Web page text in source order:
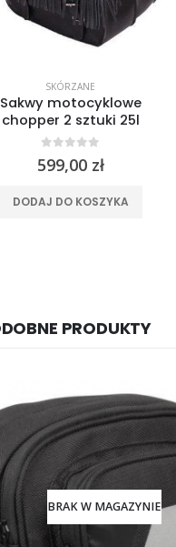
SKÓRZANE
Sakwy motocyklowe
chopper 2 sztuki 25l
out of 5
599,00 zł
DODAJ DO KOSZYKA
PRODUKTY
BRAK W MAGAZYNIE